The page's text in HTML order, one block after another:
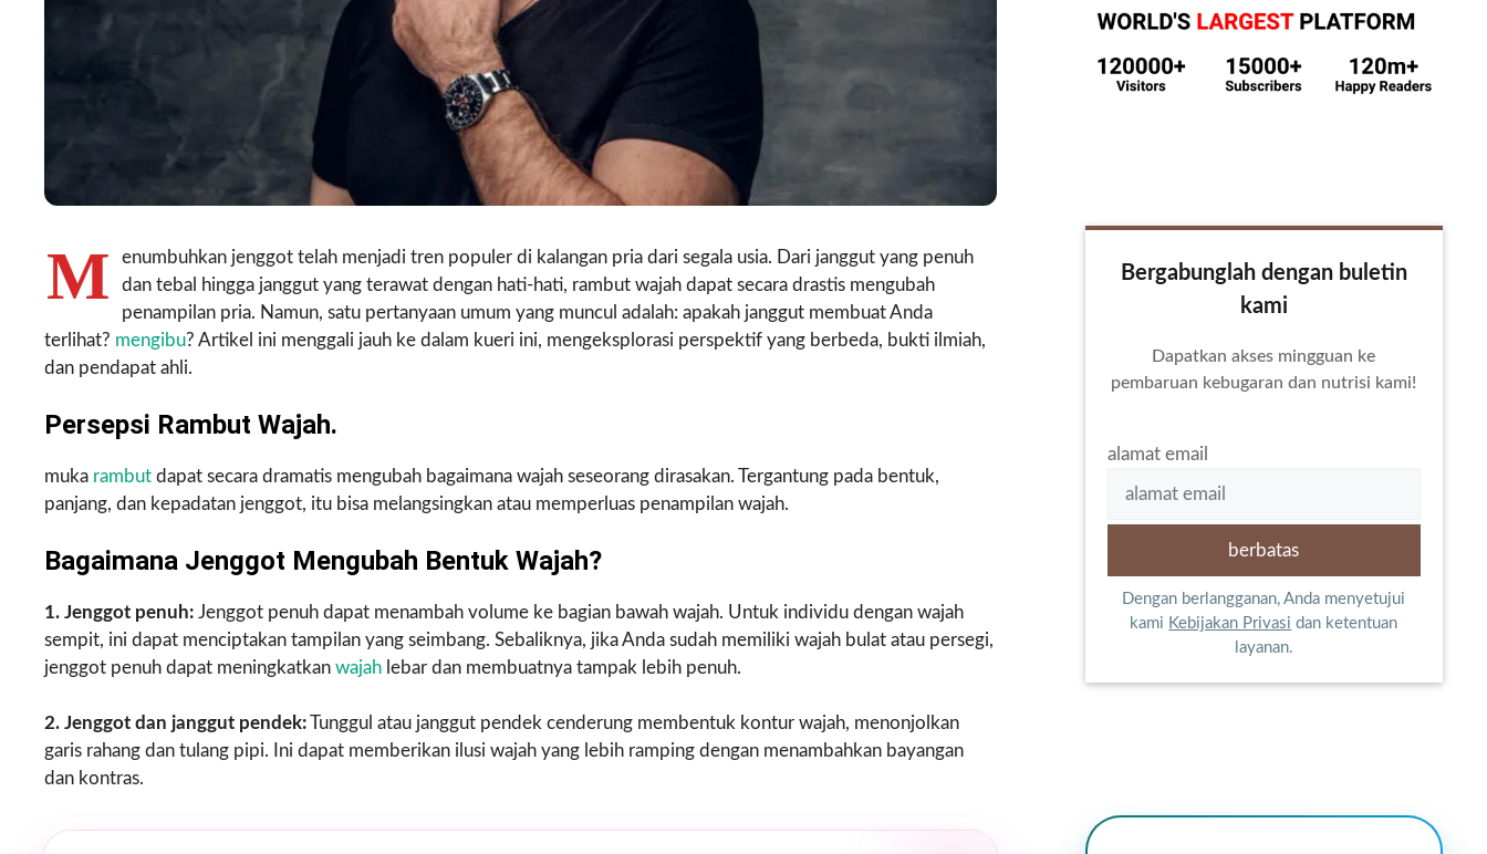
M
enumbuhkan jenggot telah menjadi tren populer di kalangan pria dari segala usia. Dari janggut yang penuh
dan tebal hingga janggut yang terawat dengan hati-hati, rambut wajah dapat secara drastis mengubah
penampilan pria. Namun, satu pertanyaan umum yang muncul adalah: apakah janggut membuat Anda
terlihat? mengibu? Artikel ini menggali jauh ke dalam kueri ini, mengeksplorasi perspektif yang berbeda, bukti ilmiah,
dan pendapat ahli.
Persepsi Rambut Wajah.
muka rambut dapat secara dramatis mengubah bagaimana wajah seseorang dirasakan. Tergantung pada bentuk,
panjang, dan kepadatan jenggot, itu bisa melangsingkan atau memperluas penampilan wajah.
Bagaimana Jenggot Mengubah Bentuk Wajah?
1. Jenggot penuh: Jenggot penuh dapat menambah volume ke bagian bawah wajah. Untuk individu dengan wajah
sempit, ini dapat menciptakan tampilan yang seimbang. Sebaliknya, jika Anda sudah memiliki wajah bulat atau persegi,
jenggot penuh dapat meningkatkan wajah lebar dan membuatnya tampak lebih penuh.
2. Jenggot dan janggut pendek:Tunggul atau janggut pendek cenderung membentuk kontur wajah, menonjolkan
garis rahang dan tulang pipi. Ini dapat memberikan ilusi wajah yang lebih ramping dengan menambahkan bayangan
dan kontras.
Bergabunglah dengan buletin
kami
Dapatkan akses mingguan ke
pembaruan kebugaran dan nutrisi kami!
alamat email
Dengan berlangganan, Anda menyetujui
kami Kebijakan Privasi dan ketentuan
layanan.